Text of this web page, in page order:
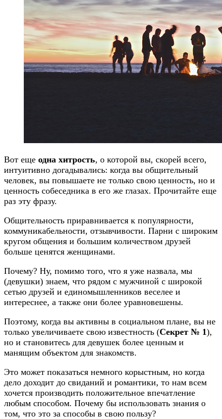
Вот еще одна хитрость, о которой вы, скорей всего,
интуитивно догадывались: когда вы общительный
человек, вы повышаете не только свою ценность, но и
ценность собеседника в его же глазах. Прочитайте еще
раз эту фразу.
Общительность приравнивается к популярности,
коммуникабельности, отзывчивости. Парни с широким
кругом общения и большим количеством друзей
больше ценятся женщинами.
Почему? Ну, помимо того, что я уже назвала, мы
(девушки) знаем, что рядом с мужчиной с широкой
сетью друзей и единомышленников веселее и
интереснее, а также они более уравновешены.
Поэтому, когда вы активны в социальном плане, вы не
только увеличиваете свою известность (Секрет № 1),
но и становитесь для девушек более ценным и
манящим объектом для знакомств.
Это может показаться немного корыстным, но когда
дело доходит до свиданий и романтики, то нам всем
хочется производить положительное впечатление
любым способом. Почему бы использовать знания о
том, что это за способы в свою пользу?